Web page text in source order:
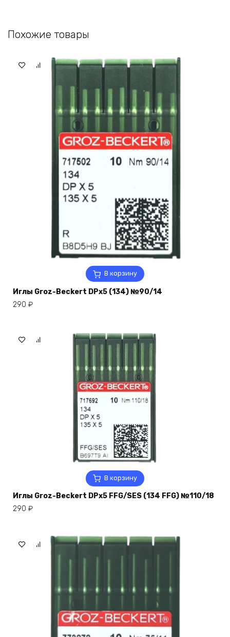
Похожие товары
В корзину
Иглы Groz-Beckert DPx5 (134) №90/14
290 ₽
В корзину
Иглы Groz-Beckert DPx5 FFG/SES (134 FFG) №110/18
290 ₽